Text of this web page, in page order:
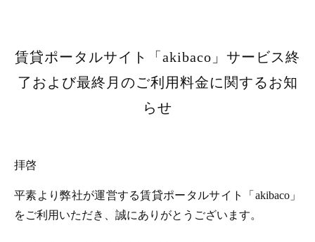
賃貸ポータルサイト「akibaco」サービス終
了および最終月のご利用料金に関するお知
らせ
拝啓
平素より弊社が運営する賃貸ポータルサイト「akibaco」
をご利用いただき、誠にありがとうございます。